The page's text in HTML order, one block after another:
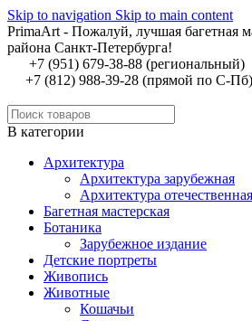
Skip to navigation Skip to main content
PrimaArt - Пожалуй, лучшая багетная
района Санкт-Петербурга!
+7 (951) 679-38-88 (региональный)
+7 (812) 988-39-28 (прямой по С-Пб)
В категории
Архитектура
Архитектура зарубежная
Архитектура отечественная
Багетная мастерская
Ботаника
Зарубежное издание
Детские портреты
Живопись
Животные
Кошачьи